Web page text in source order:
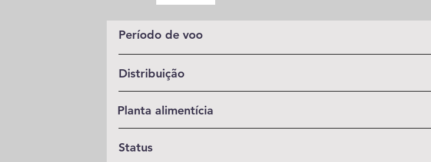
Período de voo
Distribuição
Planta alimentícia
Status